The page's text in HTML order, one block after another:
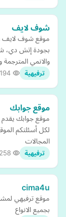
شوف لايف
موقع شوف لايف
بجودة إتش دي،
والانمي المترجمة
ترفيهية
موقع جوابك
موقع جوابك
لكل أسئلتكم
المجالات
ترفيهية
cima4u
موقع ترفيهي
بجميع الانواع